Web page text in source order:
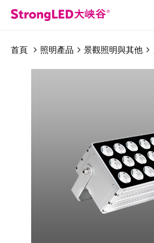
首頁 照明產品 景觀照明與其他